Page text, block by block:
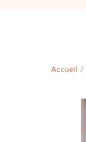
Accueil /